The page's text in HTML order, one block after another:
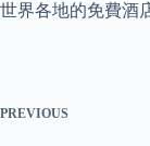
世界各地的免費酒
PREVIOUS